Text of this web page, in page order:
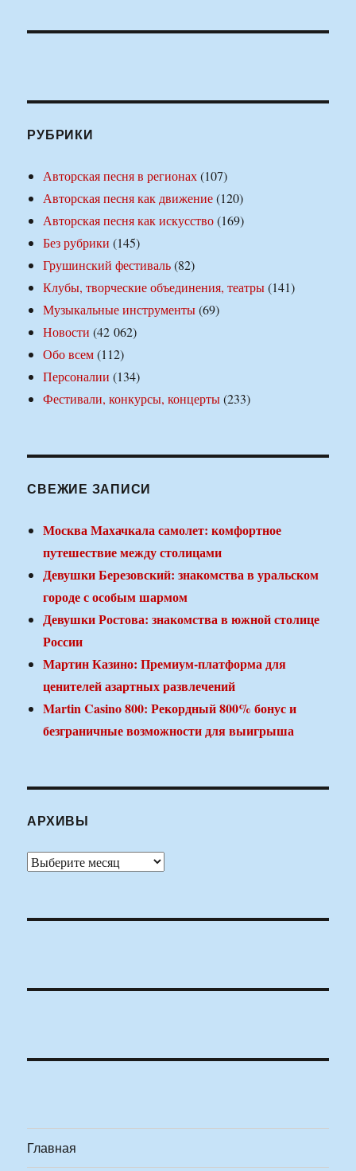
РУБРИКИ
Авторская песня в регионах(107)
Авторская песня как движение(120)
Авторская песня как искусство(169)
Без рубрики (145)
Грушинский фестиваль(82)
Клубы, творческие объединения, театры(141)
Музыкальные инструменты(69)
Новости (42 062)
Обо всем(112)
Персоналии (134)
Фестивали, конкурсы, концерты(233)
СВЕЖИЕ ЗАПИСИ
Москва Махачкала самолет: комфортное
путешествие между столицами
Девушки Березовский: знакомства в уральском
городе с особым шармом
Девушки Ростова: знакомства в южной столице
России
Мартин Казино: Премиум-платформа для
ценителей азартных развлечений
Martin Casino 800: Рекордный 800% бонус и
безграничные возможности для выигрыша
АРХИВЫ
Архивы
Главная